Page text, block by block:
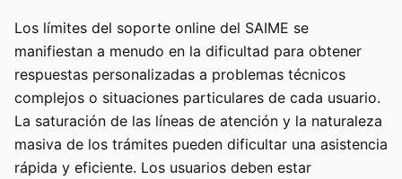
Los límites del soporte online del SAIME se
manifiestan a menudo en la dificultad para obtener
respuestas personalizadas a problemas técnicos
complejos o situaciones particulares de cada usuario.
La saturación de las líneas de atención y la naturaleza
masiva de los trámites pueden dificultar una asistencia
rápida y eficiente. Los usuarios deben estar